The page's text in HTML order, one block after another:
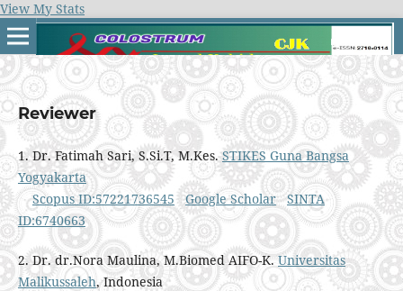
View My Stats
Reviewer
1. Dr. Fatimah Sari, S.Si.T, M.Kes.STIKES Guna Bangsa
Yogyakarta
Scopus ID:57221736545
Google Scholar
SINTA
ID:6740663
2. Dr. dr.Nora Maulina, M.Biomed AIFO-K.Universitas
Malikussaleh, Indonesia